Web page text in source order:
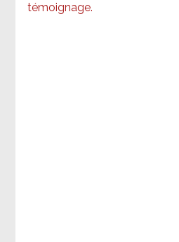
témoignage.